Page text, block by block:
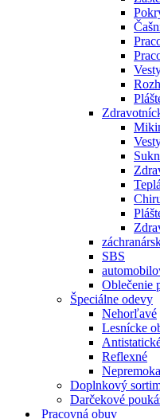
SBS
Oblečenie
Špeciálne odevy
Nehorľavé
Lesnícke
Reflexné
Doplnkový
Darčekové
Pracovná obuv